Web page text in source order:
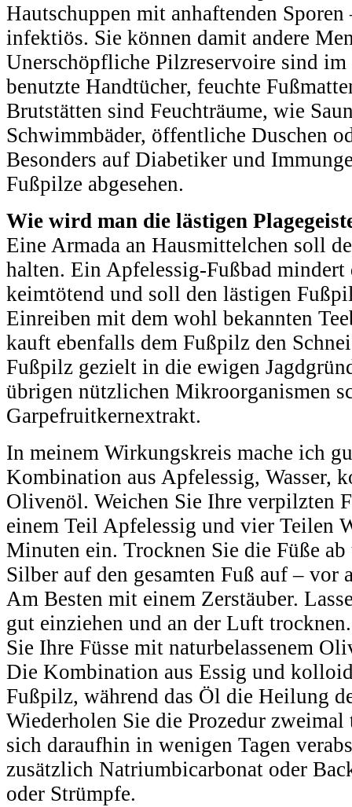
Hautschuppen mit anhaftenden
infektiös. Sie können damit andere
Unerschöpfliche Pilzreservoire sind im
benutzte Handtücher, feuchte
Brutstätten sind Feuchträume, wie
Schwimmbäder, öffentliche Duschen
Besonders auf Diabetiker und
Fußpilze abgesehen.
Wie wird man die lästigen
Eine Armada an Hausmittelchen soll
halten. Ein Apfelessig-Fußbad
keimtötend und soll den lästigen
Einreiben mit dem wohl bekannten
kauft ebenfalls dem Fußpilz den
Fußpilz gezielt in die ewigen
übrigen nützlichen Mikroorganismen
Garpefruitkernextrakt.
In meinem Wirkungskreis mache ich
Kombination aus Apfelessig, Wasser,
Olivenöl. Weichen Sie Ihre verpilzten
einem Teil Apfelessig und vier Teilen
Minuten ein. Trocknen Sie die Füße
Silber auf den gesamten Fuß auf – vor
Am Besten mit einem Zerstäuber.
gut einziehen und an der Luft
Sie Ihre Füsse mit naturbelassenem
Die Kombination aus Essig und
Fußpilz, während das Öl die Heilung
Wiederholen Sie die Prozedur
sich daraufhin in wenigen Tagen
zusätzlich Natriumbicarbonat oder
oder Strümpfe.